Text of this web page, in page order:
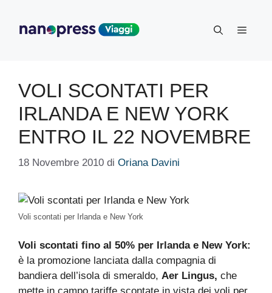
contenuto
Menu
VOLI SCONTATI PER
IRLANDA E NEW YORK
ENTRO IL 22 NOVEMBRE
18 Novembre 2010 di Oriana Davini
Voli scontati per Irlanda e New York
Voli scontati fino al 50% per Irlanda e New York:
è la promozione lanciata dalla compagnia di
bandiera dell’isola di smeraldo, Aer Lingus, che